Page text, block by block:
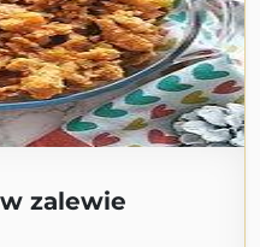
zalewie